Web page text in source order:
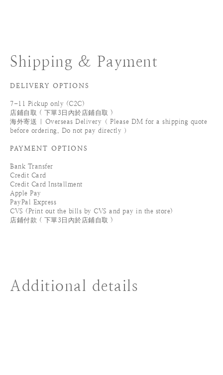
Shipping & Payment
DELIVERY OPTIONS
7-11 Pickup only (C2C)
店鋪自取 ( 下單3日內於店鋪自取 )
海外寄送 | Overseas Delivery（ Please DM for a shipping quote
before ordering. Do not pay directly ）
PAYMENT OPTIONS
Bank Transfer
Credit Card
Credit Card Installment
Apple Pay
PayPal Express
CVS (Print out the bills by CVS and pay in the store)
店鋪付款 ( 下單3日內於店鋪自取 )
Additional details